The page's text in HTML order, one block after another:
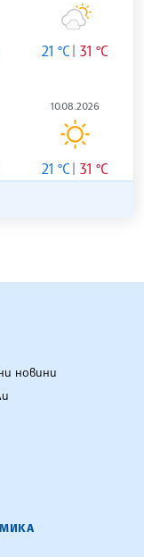
21 °C 31 °C
10.08.2026
21 °C 31 °C
АГЕНЦИЯ
новини